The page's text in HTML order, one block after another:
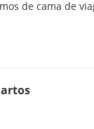
de cama de